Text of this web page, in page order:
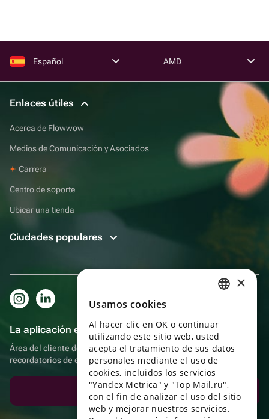
Español AMD
Enlaces útiles
Acerca de Flowwow
Medios de Comunicación y Asociados
Carrera
Centro de soporte
Ubicar una tienda
Ciudades populares
La aplicación es aún más práctica.
Área del cliente del destinatario, más bonos por compras y
recordatorios de eventos
Descargar la aplicación
ENGLISH
UKRAINIAN
PORTUGUESE
SPANISH
HUNGARIAN
×
Usamos cookies
Al hacer clic en OK o continuar
utilizando este sitio web, usted
acepta el tratamiento de sus datos
personales mediante el uso de
cookies, incluidos los servicios
"Yandex Metrica" y "Top Mail.ru",
con el fin de analizar el uso del sitio
web y mejorar nuestros servicios.